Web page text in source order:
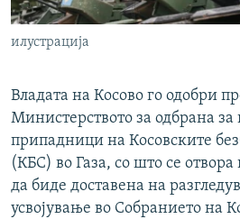
илустрација
Владата на Косово го одобри
Министерството за одбрана
припадници на Косовските
(КБС) во Газа, со што се отвора
да биде доставена на
усвојување во Собранието на